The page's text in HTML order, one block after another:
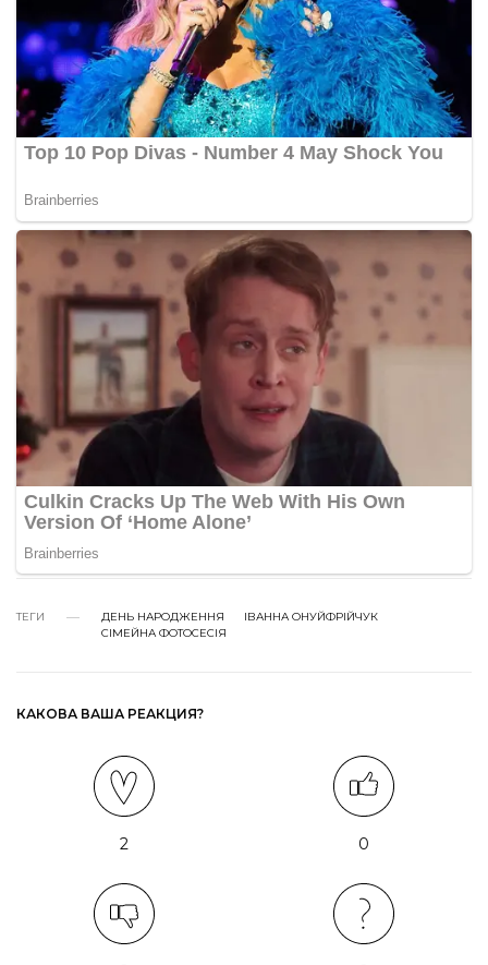
ТЕГИ ДЕНЬ НАРОДЖЕННЯ
ІВАННА ОНУЙФРІЙЧУК
СІМЕЙНА ФОТОСЕСІЯ
КАКОВА ВАША РЕАКЦИЯ?
2 0